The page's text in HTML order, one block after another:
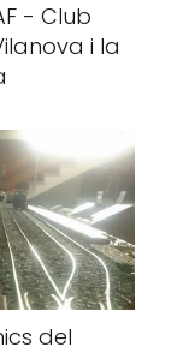
- Club
i la
del